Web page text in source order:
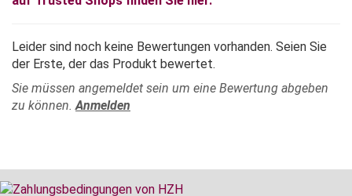
Leider sind noch keine Bewertungen vorhanden. Seien Sie
der Erste, der das Produkt bewertet.
Sie müssen angemeldet sein um eine Bewertung abgeben
zu können. Anmelden